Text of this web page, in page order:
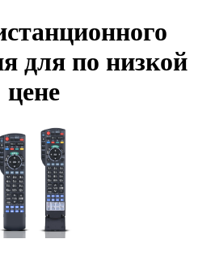
для по низкой
цене